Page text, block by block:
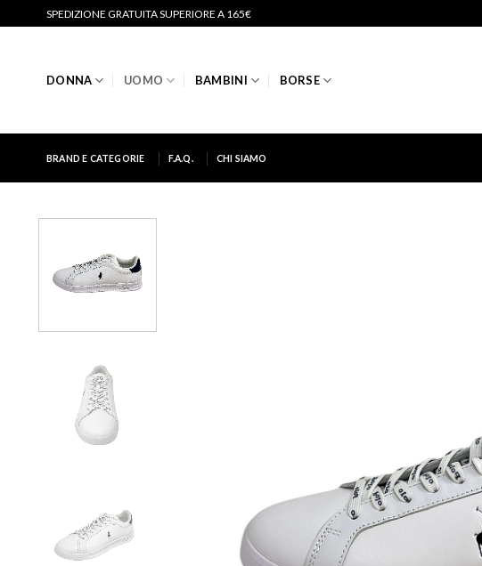
SPEDIZIONE GRATUITA SUPERIORE A 165€
DONNA UOMO BAMBINI BORSE
BRAND E CATEGORIE F.A.Q. CHI SIAMO